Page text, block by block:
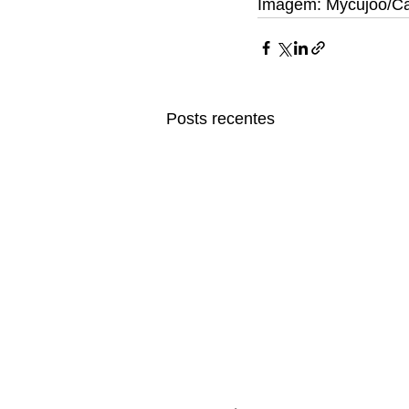
Imagem: Mycujoo/
Posts recentes